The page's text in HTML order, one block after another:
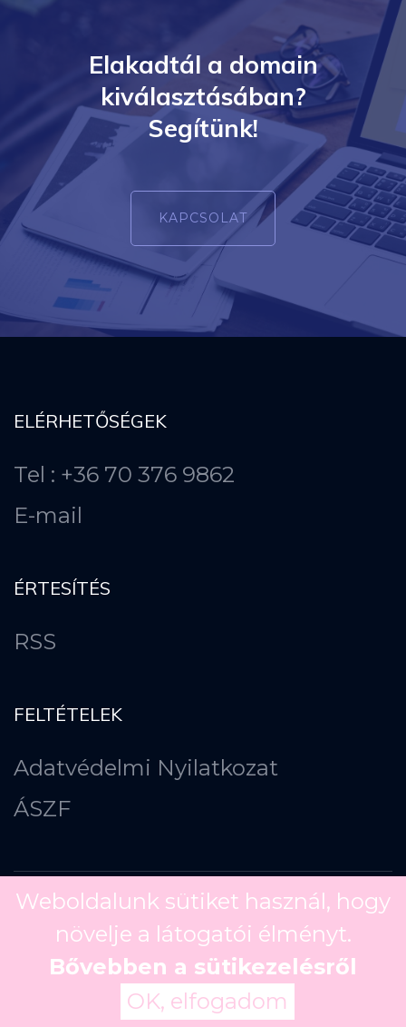
Elakadtál a domain
kiválasztásában?
Segítünk!
KAPCSOLAT
ELÉRHETŐSÉGEK
Tel : +36 70 376 9862
E-mail
ÉRTESÍTÉS
RSS
FELTÉTELEK
Adatvédelmi Nyilatkozat
ÁSZF
Copyright © 2026
Weboldalunk sütiket használ, hogy
növelje a látogatói élményt.
Bővebben a sütikezelésről
OK, elfogadom